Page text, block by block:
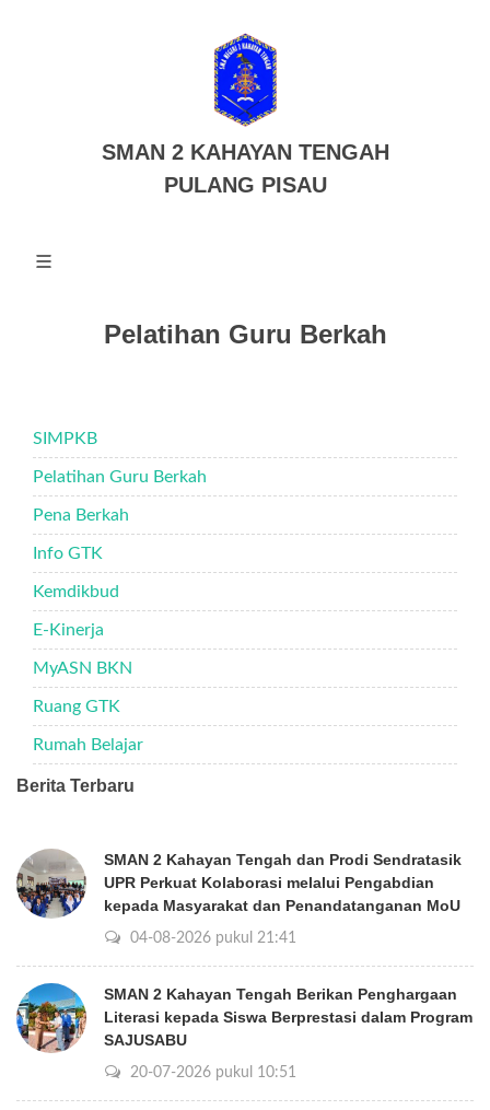
SMAN 2 KAHAYAN TENGAH
PULANG PISAU
Pelatihan Guru Berkah
SIMPKB
Pelatihan Guru Berkah
Pena Berkah
Info GTK
Kemdikbud
E-Kinerja
MyASN BKN
Ruang GTK
Rumah Belajar
Berita Terbaru
SMAN 2 Kahayan Tengah dan Prodi Sendratasik
UPR Perkuat Kolaborasi melalui Pengabdian
kepada Masyarakat dan Penandatanganan MoU
04-08-2026 pukul 21:41
SMAN 2 Kahayan Tengah Berikan Penghargaan
Literasi kepada Siswa Berprestasi dalam Program
SAJUSABU
20-07-2026 pukul 10:51